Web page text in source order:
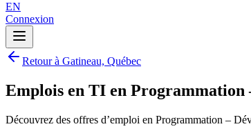
EN
Connexion
Retour à Gatineau, Québec
Emplois en TI en Programmation
Découvrez des offres d’emploi en Programmation –